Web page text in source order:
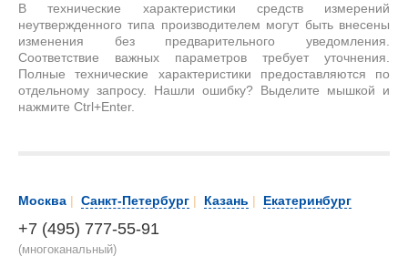
В технические характеристики средств измерений
неутвержденного типа производителем могут быть внесены
изменения без предварительного уведомления.
Соответствие важных параметров требует уточнения.
Полные технические характеристики предоставляются по
отдельному запросу. Нашли ошибку? Выделите мышкой и
нажмите Ctrl+Enter.
Москва | Санкт-Петербург | Казань | Екатеринбург
+7 (495) 777-55-91
(многоканальный)